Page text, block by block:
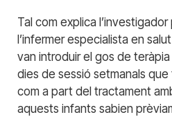
Tal com explica
l’infermer especialista en
van introduir el gos de
dies de sessió setmanals
com a part del tractament
aquests infants sabien